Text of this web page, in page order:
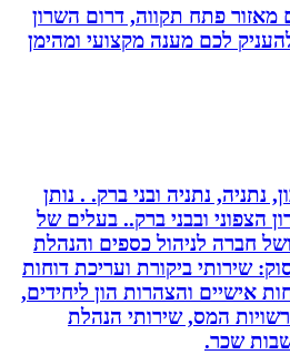
פתח תקווה, דרום השרון
לכם מענה מקצועי ומהימן
נתניה ובני ברק. . נותן
ובבני ברק.. בעלים של
לניהול כספים והנהלת
ביקורת ועריכת דוחות
והצהרות הון ליחידים,
המס, שירותי הנהלת
שכר.